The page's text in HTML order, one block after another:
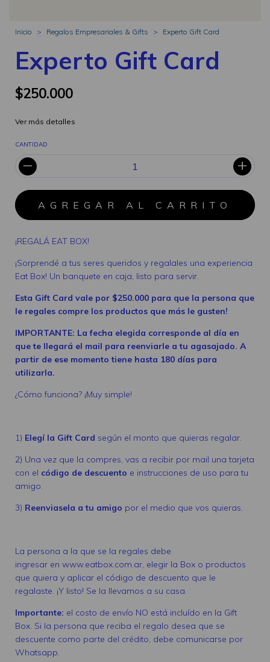
Inicio > Regalos Empresariales & Gifts > Experto Gift Card
Experto Gift Card
$250.000
Ver más detalles
CANTIDAD
¡REGALÁ EAT BOX!
¡Sorprendé a tus seres queridos y regalales una experiencia
Eat Box! Un banquete en caja, listo para servir.
Esta Gift Card vale por $250.000 para que la persona que
le regales compre los productos que más le gusten!
IMPORTANTE: La fecha elegida corresponde al día en
que te llegará el mail para reenviarle a tu agasajado. A
partir de ese momento tiene hasta 180 días para
utilizarla.
¿Cómo funciona? ¡Muy simple!
1) Elegí la Gift Card según el monto que quieras regalar.
2) Una vez que la compres, vas a recibir por mail una tarjeta
con el código de descuento e instrucciones de uso para tu
amigo.
3) Reenviasela a tu amigo por el medio que vos quieras.
La persona a la que se la regales debe
ingresar en www.eatbox.com.ar, elegir la Box o productos
que quiera y aplicar el código de descuento que le
regalaste. ¡Y listo! Se la llevamos a su casa.
Importante: el costo de envío NO está incluído en la Gift
Box. Si la persona que reciba el regalo desea que se
descuente como parte del crédito, debe comunicarse por
Whatsapp.